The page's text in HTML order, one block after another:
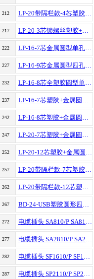
212 LP-20带隔栏款-4芯塑胶+金属圆型四孔防水航空插头连接器
217 LP-20-3芯锁螺丝塑胶+金属圆型防水航空插头连接器
222 LP-16-7芯金属圆型单孔防水航空插头连接器
227 LP-16-9芯金属圆型四孔防水航空插头信号连接器
232 LP-16-8芯全塑胶圆型单孔防水航空插头连接器
237 LP-16-7芯塑胶+金属圆型线对线防水航空插头连接器
242 LP-16-8芯塑胶+金属圆型四孔防水航空插头连接器
247 LP-20-7芯塑胶+金属圆型单孔防水航空插头连接器
252 LP-20-12芯塑胶+金属圆型线对线防水航空插头连接器
257 LP-20带隔栏款-7芯塑胶+金属圆型线对线防水航空插头连接器
262 LP-20带隔栏款-12芯塑胶+金属圆型单孔防水航空插头连接器
267 BD-24-USB塑胶圆形四孔防水航空插头连接器
272 电缆插头 SA810/P SA810/S
277 电缆插头 SA2810/P SA2810/S
282 电缆插头 SF1610/P SF1610/S
287 电缆插头 SP2110/P SP2110/S